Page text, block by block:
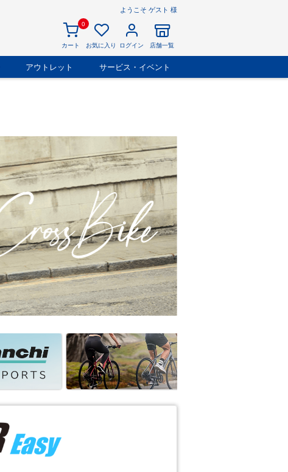
ようこそ ゲスト 様
0
カート お気に入り ログイン 店舗一覧
アウトレット サービス・イベント